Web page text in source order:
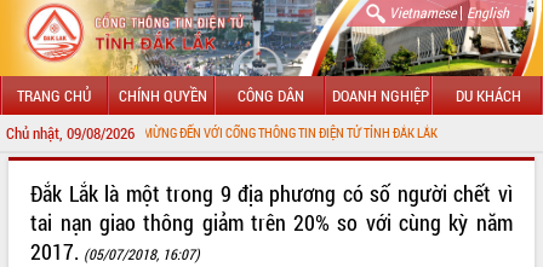
Vietnamese| English
TRANG CHỦ CHÍNH QUYỀN CÔNG DÂN DOANH NGHIỆP DU KHÁCH
Chủ nhật, 09/08/2026
CHÀO MỪNG ĐẾN VỚI CỔNG THÔNG TIN ĐIỆN TỬ TỈNH ĐẮK LẮK
GIỚI THIỆU
LÃNH ĐẠO UBND TỈNH
Đắk Lắk là một trong 9 địa phương có số người chết vì
tai nạn giao thông giảm trên 20% so với cùng kỳ năm
2017. (05/07/2018, 16:07)